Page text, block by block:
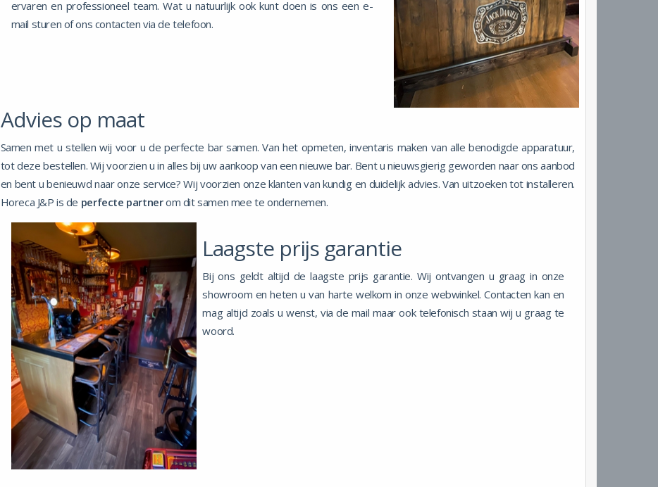
ervaren en professioneel team. Wat u natuurlijk ook kunt doen is ons een e-
mail sturen of ons contacten via de telefoon.
Advies op maat
Samen met u stellen wij voor u de perfecte bar samen. Van het opmeten, inventaris maken van alle benodigde apparatuur,
tot deze bestellen. Wij voorzien u in alles bij uw aankoop van een nieuwe bar. Bent u nieuwsgierig geworden naar ons aanbod
en bent u benieuwd naar onze service? Wij voorzien onze klanten van kundig en duidelijk advies. Van uitzoeken tot installeren.
Horeca J&P is de perfecte partnerom dit samen mee te ondernemen.
Laagste prijs garantie
Bij ons geldt altijd de laagste prijs garantie. Wij ontvangen u graag in onze
showroom en heten u van harte welkom in onze webwinkel. Contacten kan en
mag altijd zoals u wenst, via de mail maar ook telefonisch staan wij u graag te
woord.